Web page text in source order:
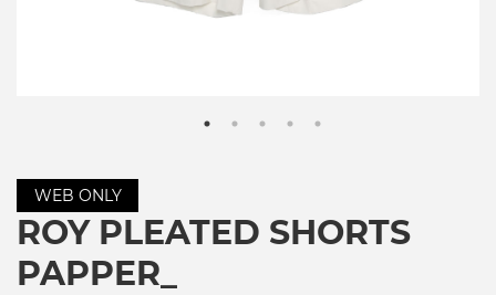
WEB ONLY
ROY PLEATED SHORTS
PAPPER_